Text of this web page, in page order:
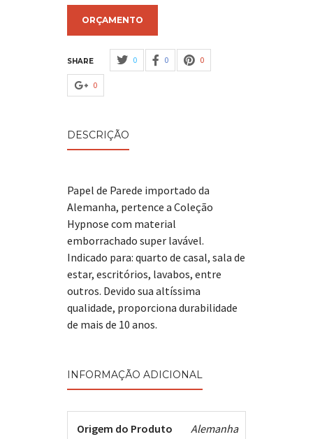
ORÇAMENTO
SHARE 0 0 0
0
DESCRIÇÃO
Papel de Parede importado da
Alemanha, pertence a Coleção
Hypnose com material
emborrachado super lavável.
Indicado para: quarto de casal, sala de
estar, escritórios, lavabos, entre
outros. Devido sua altíssima
qualidade, proporciona durabilidade
de mais de 10 anos.
INFORMAÇÃO ADICIONAL
Origem do Produto Alemanha